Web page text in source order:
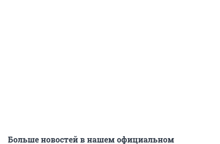
Больше новостей в нашем официальном